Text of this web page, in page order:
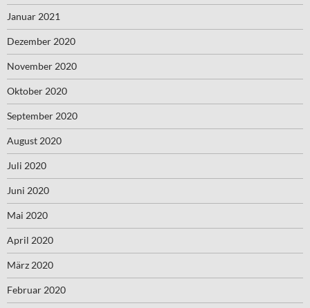
Januar 2021
Dezember 2020
November 2020
Oktober 2020
September 2020
August 2020
Juli 2020
Juni 2020
Mai 2020
April 2020
März 2020
Februar 2020